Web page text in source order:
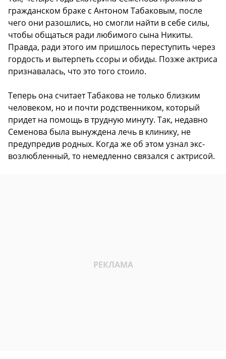
гражданском браке с Антоном Табаковым, после
чего они разошлись, но смогли найти в себе силы,
чтобы общаться ради любимого сына Никиты.
Правда, ради этого им пришлось переступить через
гордость и вытерпеть ссоры и обиды. Позже актриса
признавалась, что это того стоило.
Теперь она считает Табакова не только близким
человеком, но и почти родственником, который
придет на помощь в трудную минуту. Так, недавно
Семенова была вынуждена лечь в клинику, не
предупредив родных. Когда же об этом узнал экс-
возлюбленный, то немедленно связался с актрисой.